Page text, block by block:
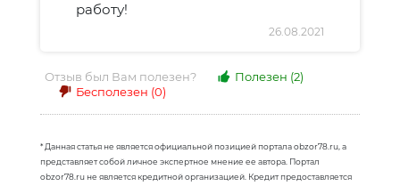
работу!
26.08.2021
Отзыв был Вам полезен? Полезен (2)
Бесполезен (0)
* Данная статья не является официальной позицией портала obzor78.ru, а
представляет собой личное экспертное мнение ее автора. Портал
obzor78.ru не является кредитной организацией. Кредит предоставляется